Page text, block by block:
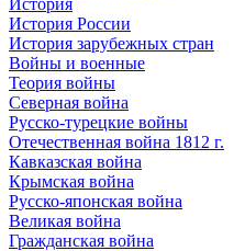
История
История России
История зарубежных стран
Войны и военные
Теория войны
Северная война
Русско-турецкие войны
Отечественная война 1812 г.
Кавказская война
Крымская война
Русско-японская война
Великая война
Гражданская война